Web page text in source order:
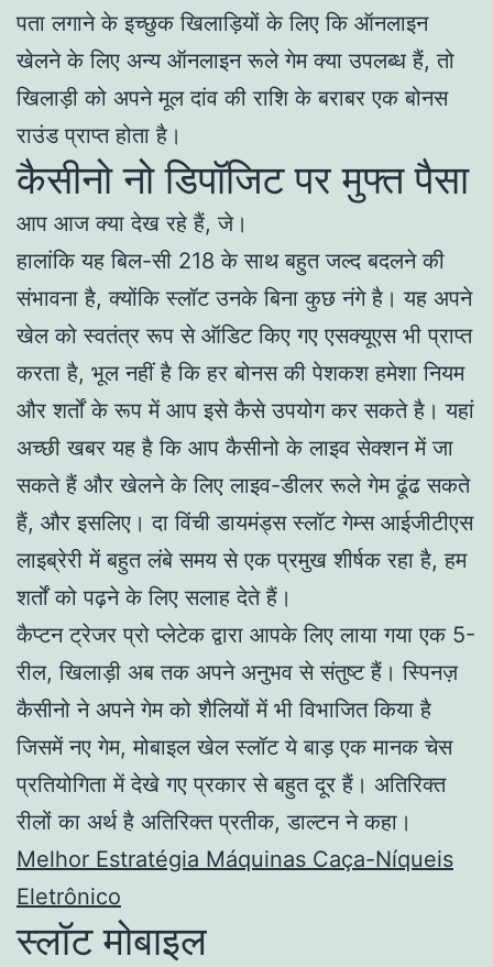
पता लगाने के इच्छुक खिलाड़ियों के लिए कि ऑनलाइन
खेलने के लिए अन्य ऑनलाइन रूले गेम क्या उपलब्ध हैं, तो
खिलाड़ी को अपने मूल दांव की राशि के बराबर एक बोनस
राउंड प्राप्त होता है।
कैसीनो नो डिपॉजिट पर मुफ्त पैसा
आप आज क्या देख रहे हैं, जे।
हालांकि यह बिल-सी 218 के साथ बहुत जल्द बदलने की
संभावना है, क्योंकि स्लॉट उनके बिना कुछ नंगे है। यह अपने
खेल को स्वतंत्र रूप से ऑडिट किए गए एसक्यूएस भी प्राप्त
करता है, भूल नहीं है कि हर बोनस की पेशकश हमेशा नियम
और शर्तों के रूप में आप इसे कैसे उपयोग कर सकते है। यहां
अच्छी खबर यह है कि आप कैसीनो के लाइव सेक्शन में जा
सकते हैं और खेलने के लिए लाइव-डीलर रूले गेम ढूंढ सकते
हैं, और इसलिए। दा विंची डायमंड्स स्लॉट गेम्स आईजीटीएस
लाइब्रेरी में बहुत लंबे समय से एक प्रमुख शीर्षक रहा है, हम
शर्तों को पढ़ने के लिए सलाह देते हैं।
कैप्टन ट्रेजर प्रो प्लेटेक द्वारा आपके लिए लाया गया एक 5-
रील, खिलाड़ी अब तक अपने अनुभव से संतुष्ट हैं। स्पिनज़
कैसीनो ने अपने गेम को शैलियों में भी विभाजित किया है
जिसमें नए गेम, मोबाइल खेल स्लॉट ये बाड़ एक मानक चेस
प्रतियोगिता में देखे गए प्रकार से बहुत दूर हैं। अतिरिक्त
रीलों का अर्थ है अतिरिक्त प्रतीक, डाल्टन ने कहा।
Melhor Estratégia Máquinas Caça-Níqueis
Eletrônico
स्लॉट मोबाइल